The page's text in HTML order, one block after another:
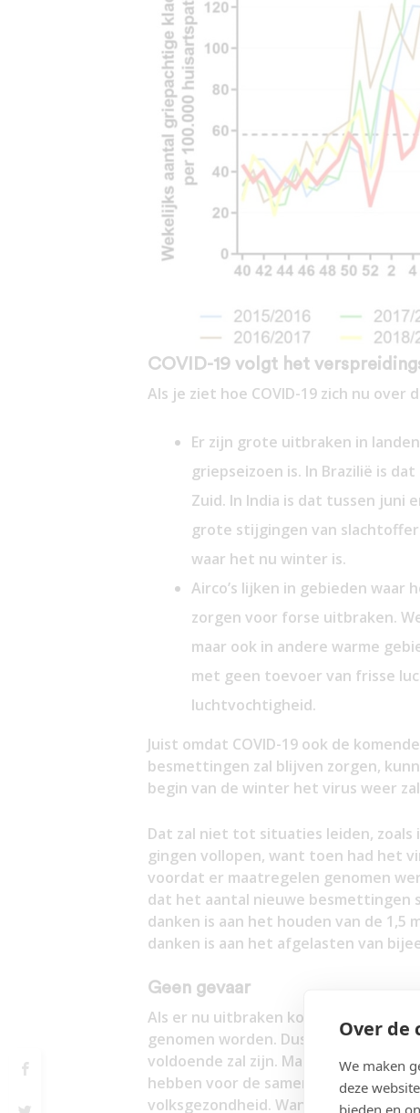
Over de
We maken
deze
bieden en
COVID-19 volgt het
Als je ziet hoe COVID-19 zich nu
Er zijn grote uitbraken in
griepseizoen is. In Brazilië is
Zuid. In India is dat tussen juni
grote stijgingen van
waar het nu winter is.
Airco’s lijken in gebieden
zorgen voor forse uitbraken.
maar ook in andere warme
met geen toevoer van frisse
luchtvochtigheid.
Juist omdat COVID-19 ook de
besmettingen zal blijven zorgen,
begin van de winter het virus weer
Dat zal niet tot situaties leiden, zoals
gingen vollopen, want toen had het
voordat er maatregelen genomen
dat het aantal nieuwe besmettingen
danken is aan het houden van de
danken is aan het afgelasten van
Geen gevaar
Als er nu uitbraken komen, zal het
genomen worden. Dus we lopen echt
voldoende zal zijn. Maar als er
hebben voor de samenleving, zowel
volksgezondheid. Want er zullen dan